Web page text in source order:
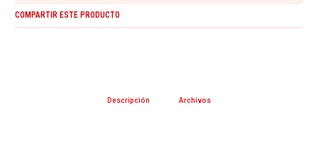
COMPARTIR ESTE PRODUCTO
Descripción Archivos